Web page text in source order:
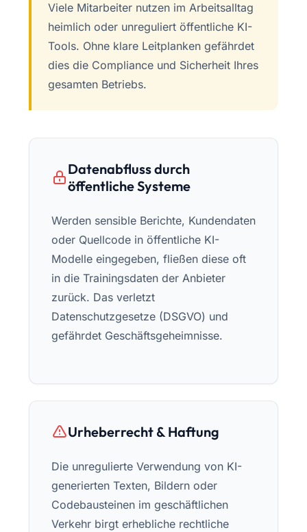
Viele Mitarbeiter nutzen im Arbeitsalltag
heimlich oder unreguliert öffentliche KI-
Tools. Ohne klare Leitplanken gefährdet
dies die Compliance und Sicherheit Ihres
gesamten Betriebs.
Datenabfluss durch
öffentliche Systeme
Werden sensible Berichte, Kundendaten
oder Quellcode in öffentliche KI-
Modelle eingegeben, fließen diese oft
in die Trainingsdaten der Anbieter
zurück. Das verletzt
Datenschutzgesetze (DSGVO) und
gefährdet Geschäftsgeheimnisse.
Urheberrecht & Haftung
Die unregulierte Verwendung von KI-
generierten Texten, Bildern oder
Codebausteinen im geschäftlichen
Verkehr birgt erhebliche rechtliche